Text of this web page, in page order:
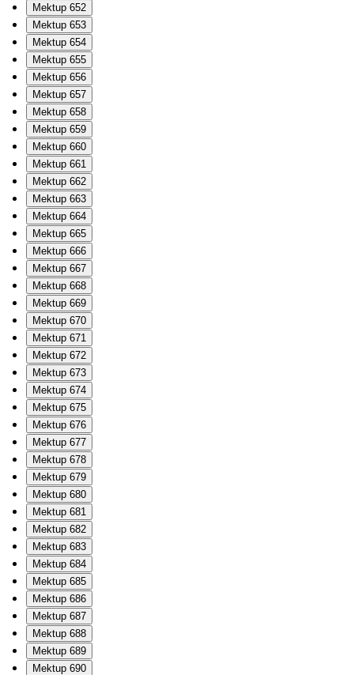
Mektup 652
Mektup 653
Mektup 654
Mektup 655
Mektup 656
Mektup 657
Mektup 658
Mektup 659
Mektup 660
Mektup 661
Mektup 662
Mektup 663
Mektup 664
Mektup 665
Mektup 666
Mektup 667
Mektup 668
Mektup 669
Mektup 670
Mektup 671
Mektup 672
Mektup 673
Mektup 674
Mektup 675
Mektup 676
Mektup 677
Mektup 678
Mektup 679
Mektup 680
Mektup 681
Mektup 682
Mektup 683
Mektup 684
Mektup 685
Mektup 686
Mektup 687
Mektup 688
Mektup 689
Mektup 690